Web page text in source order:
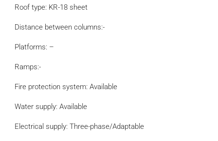
Roof type: KR-18 sheet
Distance between columns:-
Platforms: –
Ramps:-
Fire protection system: Available
Water supply: Available
Electrical supply: Three-phase/Adaptable